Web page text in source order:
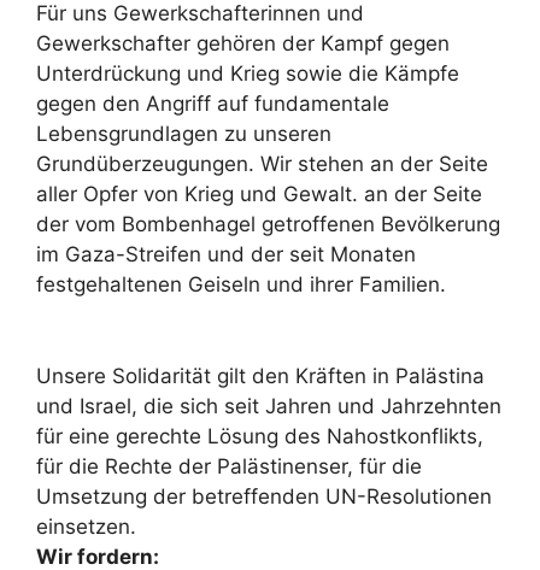
Für uns Gewerkschafterinnen und
Gewerkschafter gehören der Kampf gegen
Unterdrückung und Krieg sowie die Kämpfe
gegen den Angriff auf fundamentale
Lebensgrundlagen zu unseren
Grundüberzeugungen. Wir stehen an der Seite
aller Opfer von Krieg und Gewalt. an der Seite
der vom Bombenhagel getroffenen Bevölkerung
im Gaza-Streifen und der seit Monaten
festgehaltenen Geiseln und ihrer Familien.
Unsere Solidarität gilt den Kräften in Palästina
und Israel, die sich seit Jahren und Jahrzehnten
für eine gerechte Lösung des Nahostkonflikts,
für die Rechte der Palästinenser, für die
Umsetzung der betreffenden UN-Resolutionen
einsetzen.
Wir fordern: